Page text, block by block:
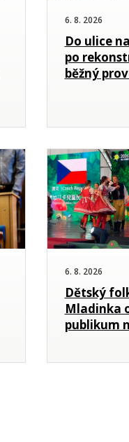
6. 8. 2026
Do ulice
po
běžný
6. 8. 2026
Dětský
Mladinka
publikum